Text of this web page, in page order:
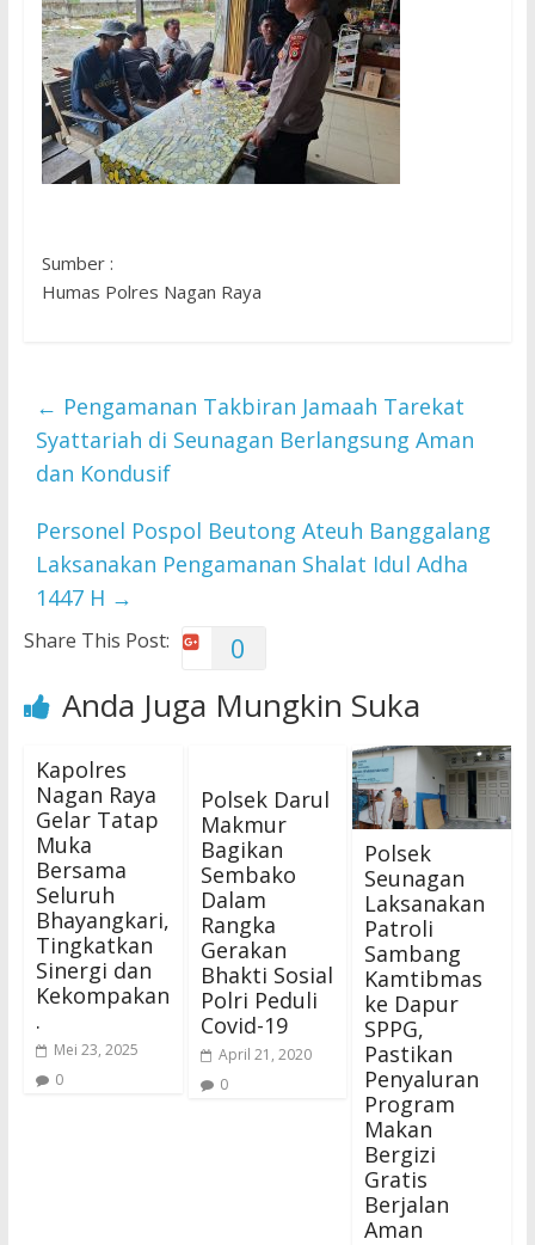
Sumber :
Humas Polres Nagan Raya
← Pengamanan Takbiran Jamaah Tarekat
Syattariah di Seunagan Berlangsung Aman
dan Kondusif
Personel Pospol Beutong Ateuh Banggalang
Laksanakan Pengamanan Shalat Idul Adha
1447 H →
Share This Post: 0
Anda Juga Mungkin Suka
Kapolres
Nagan Raya
Gelar Tatap
Muka
Bersama
Seluruh
Bhayangkari,
Tingkatkan
Sinergi dan
Kekompakan
.
Mei 23, 2025
0
Polsek Darul
Makmur
Bagikan
Sembako
Dalam
Rangka
Gerakan
Bhakti Sosial
Polri Peduli
Covid-19
April 21, 2020
0
Polsek
Seunagan
Laksanakan
Patroli
Sambang
Kamtibmas
ke Dapur
SPPG,
Pastikan
Penyaluran
Program
Makan
Bergizi
Gratis
Berjalan
Aman